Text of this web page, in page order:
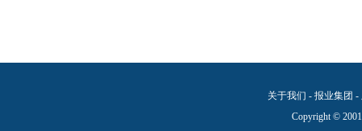
关于我们 - 报业集团 -
Copyright ©